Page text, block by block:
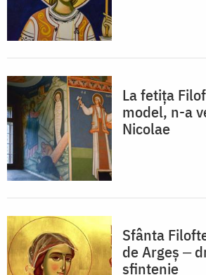
La fetița
model, n-a
Nicolae
Sfânta
de Argeș ‒
sfințenie